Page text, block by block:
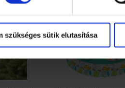
szükséges sütik elutasítása